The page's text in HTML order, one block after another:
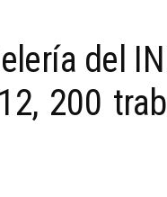
del
200